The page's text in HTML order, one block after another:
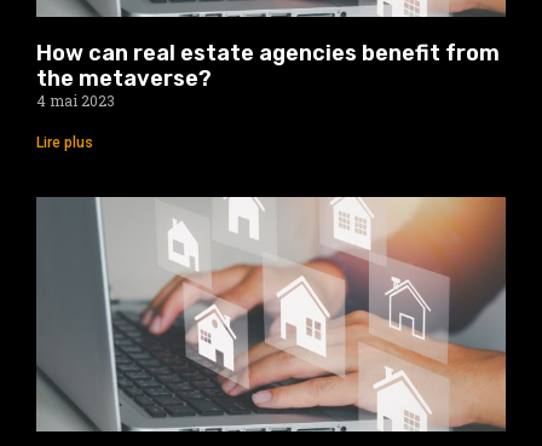
How can real estate agencies benefit from
the metaverse?
4 mai 2023
Lire plus